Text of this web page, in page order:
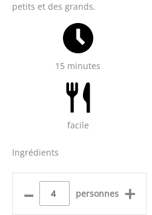
petits et des grands.
15 minutes
facile
Ingrédients
– personnes +